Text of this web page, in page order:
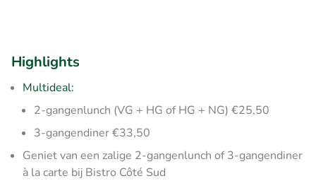
Highlights
Multideal:
2-gangenlunch (VG + HG of HG + NG) €25,50
3-gangendiner €33,50
Geniet van een zalige 2-gangenlunch of 3-gangendiner
à la carte bij Bistro Côté Sud